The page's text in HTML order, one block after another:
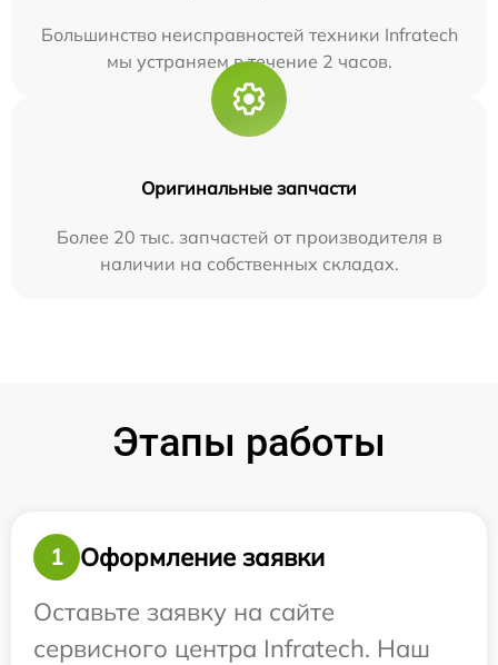
Большинство неисправностей техники Infratech
мы устраняем в течение 2 часов.
Оригинальные запчасти
Более 20 тыс. запчастей от производителя в
наличии на собственных складах.
Этапы работы
1
Оформление заявки
Оставьте заявку на сайте
сервисного центра Infratech. Наш